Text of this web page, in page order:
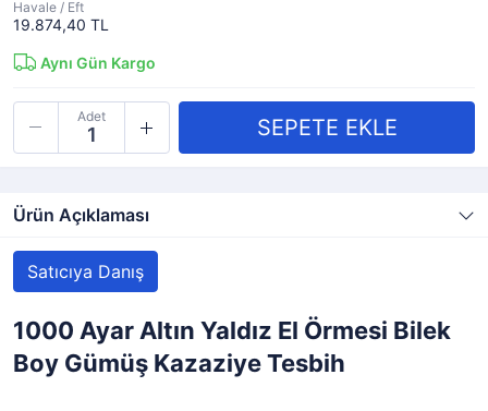
Havale / Eft
19.874,40 TL
Aynı Gün Kargo
Adet
Ürün Açıklaması
Satıcıya Danış
1000 Ayar Altın Yaldız El Örmesi Bilek
Boy Gümüş Kazaziye Tesbih